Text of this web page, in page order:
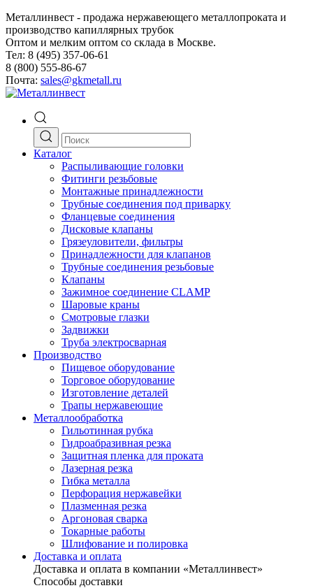
Металлинвест - продажа нержавеющего металлопроката и
производство капиллярных трубок
Оптом и мелким оптом со склада в Москве.
Тел: 8 (495) 357-06-61
8 (800) 555-86-67
Почта: sales@gkmetall.ru
Каталог
Распыливающие головки
Фитинги резьбовые
Монтажные принадлежности
Трубные соединения под приварку
Фланцевые соединения
Дисковые клапаны
Грязеуловители, фильтры
Принадлежности для клапанов
Трубные соединения резьбовые
Клапаны
Зажимное соединение CLAMP
Шаровые краны
Смотровые глазки
Задвижки
Труба электросварная
Производство
Пищевое оборудование
Торговое оборудование
Изготовление деталей
Трапы нержавеющие
Металлообработка
Гильотинная рубка
Гидроабразивная резка
Защитная пленка для проката
Лазерная резка
Гибка металла
Перфорация нержавейки
Плазменная резка
Аргоновая сварка
Токарные работы
Шлифование и полировка
Доставка и оплата
Доставка и оплата в компании «Металлинвест»
Способы доставки